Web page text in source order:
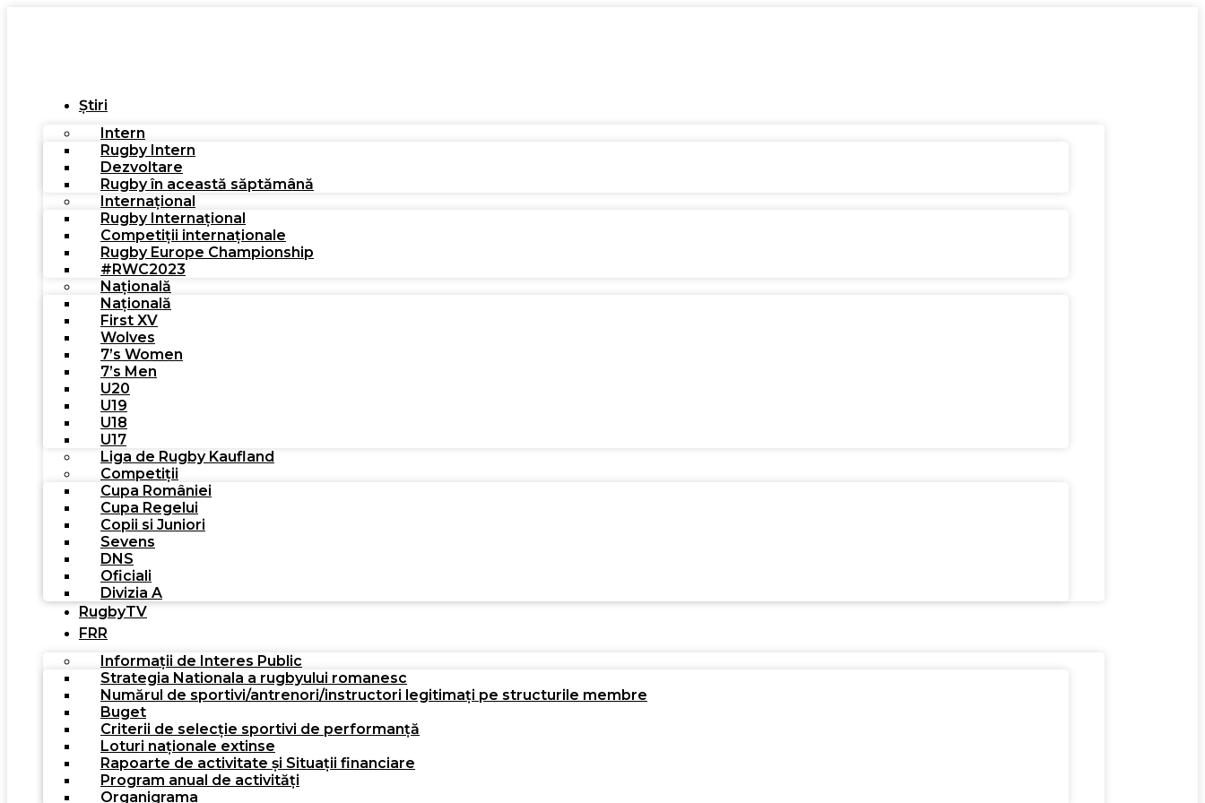
Știri
Intern
Rugby Intern
Dezvoltare
Rugby în această săptămână
Internațional
Rugby Internațional
Competiții internaționale
Rugby Europe Championship
#RWC2023
Națională
Națională
First XV
Wolves
7’s Women
7’s Men
U20
U19
U18
U17
Liga de Rugby Kaufland
Competiții
Cupa României
Cupa Regelui
Copii si Juniori
Sevens
DNS
Oficiali
Divizia A
RugbyTV
FRR
Informații de Interes Public
Strategia Nationala a rugbyului romanesc
Numărul de sportivi/antrenori/instructori legitimați pe structurile membre
Buget
Criterii de selecție sportivi de performanță
Loturi naționale extinse
Rapoarte de activitate și Situații financiare
Program anual de activități
Organigrama